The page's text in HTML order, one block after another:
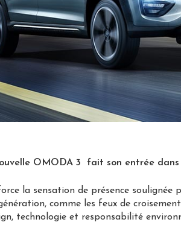
OMODA 3 fait son entrée dans
la sensation de présence
comme les feux de
technologie et responsabilité